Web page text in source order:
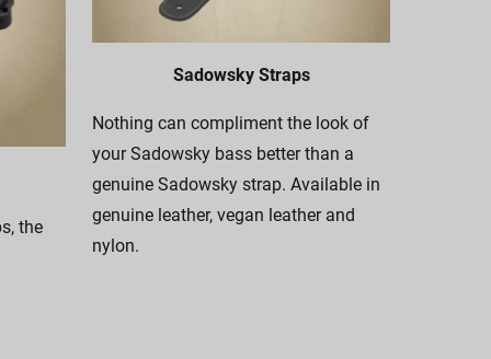
the
Sadowsky Straps
Nothing can compliment the look of
your Sadowsky bass better than a
genuine Sadowsky strap. Available in
genuine leather, vegan leather and
nylon.